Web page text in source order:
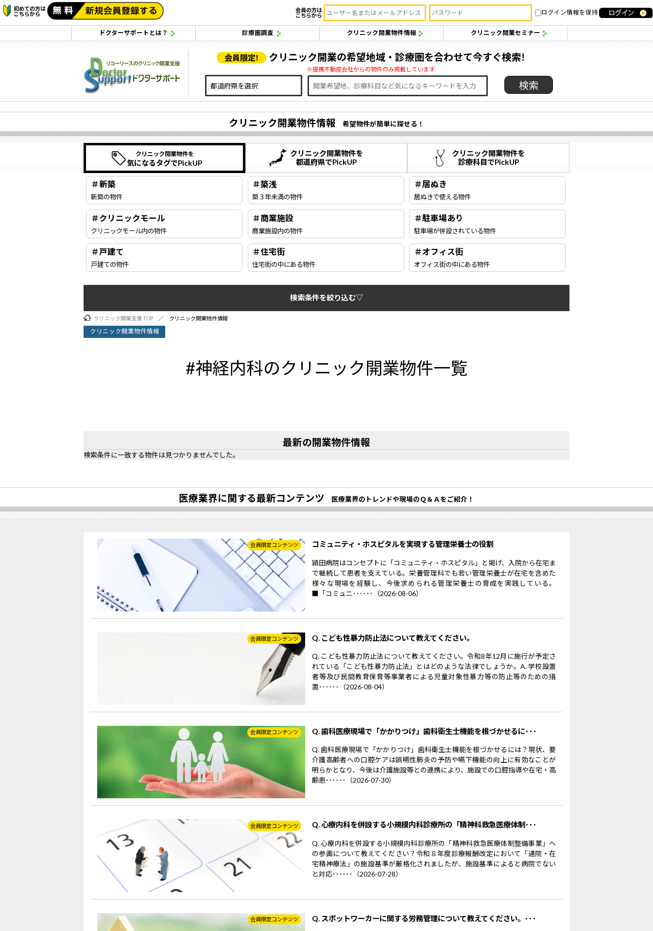
初めての方は
こちらから
会員の方は
こちらから
ログイン情報を保持
ドクターサポートとは？ 診療圏調査 クリニック開業物件情報 クリニック開業セミナー
会員限定! クリニック開業の希望地域・診療圏を合わせて今すぐ検索!
※提携不動産会社からの物件のみ掲載しています
クリニック開業物件情報 希望物件が簡単に探せる！
クリニック開業物件を
気になるタグでPickUP
クリニック開業物件を
都道府県でPickUP
クリニック開業物件を
診療科目でPickUP
＃新築
新築の物件
＃築浅
築３年未満の物件
＃居ぬき
居ぬきで使える物件
＃クリニックモール
クリニックモール内の物件
＃商業施設
商業施設内の物件
＃駐車場あり
駐車場が併設されている物件
＃戸建て
戸建ての物件
＃住宅街
住宅街の中にある物件
＃オフィス街
オフィス街の中にある物件
検索条件を絞り込む▽
クリニック開業支援 TOP クリニック開業物件情報
クリニック開業物件情報
#神経内科のクリニック開業物件一覧
最新の開業物件情報
検索条件に一致する物件は見つかりませんでした。
医療業界に関する最新コンテンツ 医療業界のトレンドや現場のＱ＆Ａをご紹介！
会員限定コンテンツ コミュニティ・ホスピタルを実現する管理栄養士の役割
頴田病院はコンセプトに「コミュニティ・ホスピタル」と掲げ、入院から在宅ま
で継続して患者を支えている。栄養管理科でも若い管理栄養士が在宅を含めた
様々な現場を経験し、今後求められる管理栄養士の育成を実践している。
■「コミュニ･･････（2026-08-06）
会員限定コンテンツ Q. こども性暴力防止法について教えてください。
Q. こども性暴力防止法について教えてください。令和8年12月に施行が予定さ
れている「こども性暴力防止法」とはどのような法律でしょうか。A. 学校設置
者等及び民間教育保育等事業者による児童対象性暴力等の防止等のための措
置･･････（2026-08-04）
会員限定コンテンツ Q. 歯科医療現場で「かかりつけ」歯科衛生士機能を根づかせるに･･･
Q. 歯科医療現場で「かかりつけ」歯科衛生士機能を根づかせるには？現状、要
介護高齢者への口腔ケアは誤嚥性肺炎の予防や嚥下機能の向上に有効なことが
明らかとなり、今後は介護施設等との連携により、施設での口腔指導や在宅・高
齢患･･････（2026-07-30）
会員限定コンテンツ Q. 心療内科を併設する小規模内科診療所の「精神科救急医療体制･･･
Q. 心療内科を併設する小規模内科診療所の「精神科救急医療体制整備事業」へ
の参画について教えてください？令和８年度診療報酬改定において「通院・在
宅精神療法」の施設基準が厳格化されましたが、施設基準によると病院でない
と対応･･････（2026-07-28）
会員限定コンテンツ Q. スポットワーカーに関する労務管理について教えてください。･･･